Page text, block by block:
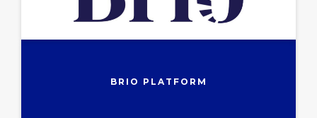
BRIO PLATFORM